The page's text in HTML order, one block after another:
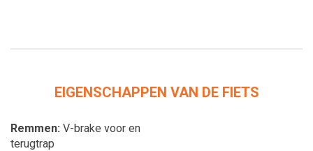
EIGENSCHAPPEN VAN DE FIETS
Remmen V-brake voor en
terugtrap